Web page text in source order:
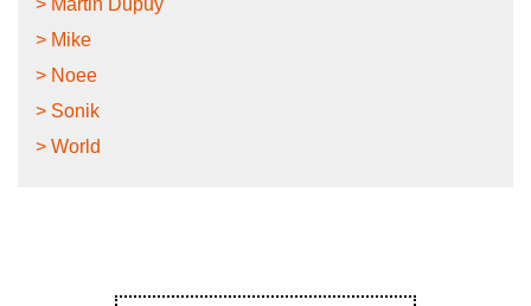
> Martin Dupuy
> Mike
> Noee
> Sonik
> World